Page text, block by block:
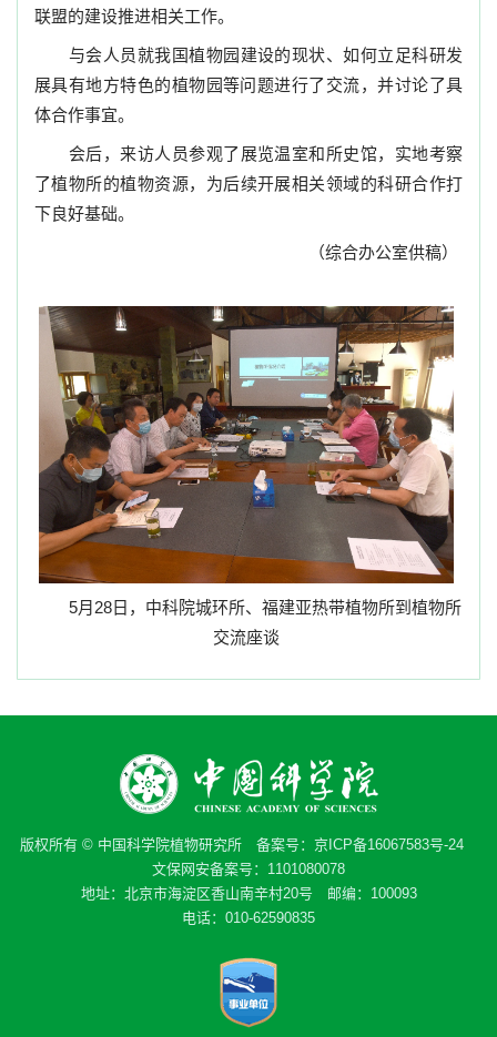
联盟的建设推进相关工作。
与会人员就我国植物园建设的现状、如何立足科研发
展具有地方特色的植物园等问题进行了交流，并讨论了具
体合作事宜。
会后，来访人员参观了展览温室和所史馆，实地考察
了植物所的植物资源， 为后续开展相关领域的科研合作打
下良好基础。
（综合办公室供稿）
5月 28日，中科院城环所、福建亚热带植物所到植物所
交流座谈
版权所有 © 中国科学院植物研究所 备案号： 京ICP备16067583号-24
文保网安备案号：1101080078
地址：北京市海淀区香山南辛村20号 邮编：100093
电话：010-62590835